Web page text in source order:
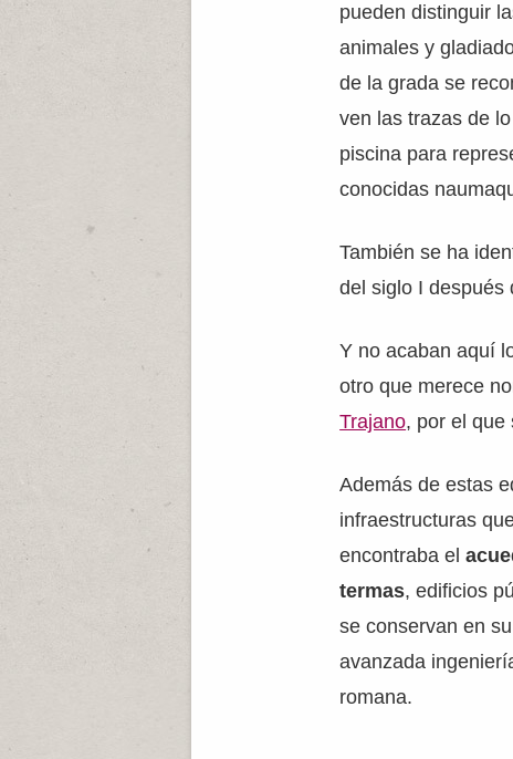
pueden distinguir
animales y
de la grada se
ven las trazas de
piscina para
conocidas
También se ha
del siglo I después
Y no acaban aquí
otro que merece
Trajano, por el que
Además de estas
infraestructuras
encontraba el
termas, edificios
se conservan en
avanzada
romana.